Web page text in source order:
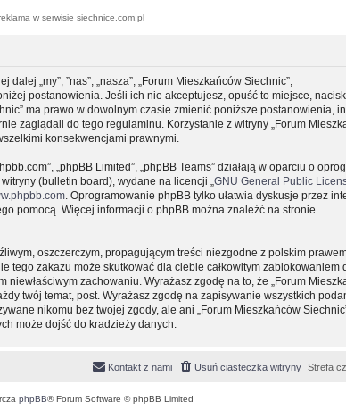
w serwisie siechnice.com.pl
„my”, ”nas”, „nasza”, „Forum Mieszkańców Siechnic”,
postanowienia. Jeśli ich nie akceptujesz, opuść to miejsce,
ma prawo w dowolnym czasie zmienić poniższe postanowienia,
zaglądali do tego regulaminu. Korzystanie z witryny „Forum
konsekwencjami prawnymi.
„phpBB Limited”, „phpBB Teams” działają w oparciu o
(bulletin board), wydane na licencji „ GNU General Public
. Oprogramowanie phpBB tylko ułatwia dyskusje przez
pomocą. Więcej informacji o phpBB można znaleźć na stronie
oszczerczym, propagującym treści niezgodne z polskim
tego zakazu może skutkować dla ciebie całkowitym zablokowaniem
zachowaniu. Wyrażasz zgodę na to, że „Forum
twój temat, post. Wyrażasz zgodę na zapisywanie wszystkich
nikomu bez twojej zgody, ale ani „Forum Mieszkańców
może dojść do kradzieży danych.
Strefa
Usuń ciasteczka witryny
Kontakt z nami
phpBB® Forum Software © phpBB Limited